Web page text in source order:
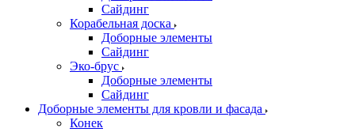
Сайдинг
Корабельная доска
Доборные элементы
Сайдинг
Эко-брус
Доборные элементы
Сайдинг
Доборные элементы для кровли и фасада
Конек